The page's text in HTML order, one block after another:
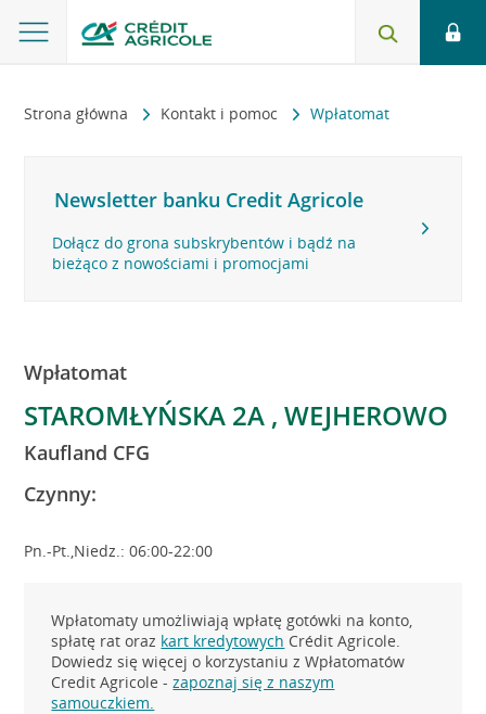
Strona główna Kontakt i pomoc Wpłatomat
Newsletter banku Credit Agricole
Dołącz do grona subskrybentów i bądź na
bieżąco z nowościami i promocjami
Wpłatomat
STAROMŁYŃSKA 2A , WEJHEROWO
Kaufland CFG
Czynny:
Pn.-Pt.,Niedz.: 06:00-22:00
Wpłatomaty umożliwiają wpłatę gotówki na konto,
spłatę rat oraz kart kredytowych Crédit Agricole.
Dowiedz się więcej o korzystaniu z Wpłatomatów
Credit Agricole -zapoznaj się z naszym
samouczkiem.